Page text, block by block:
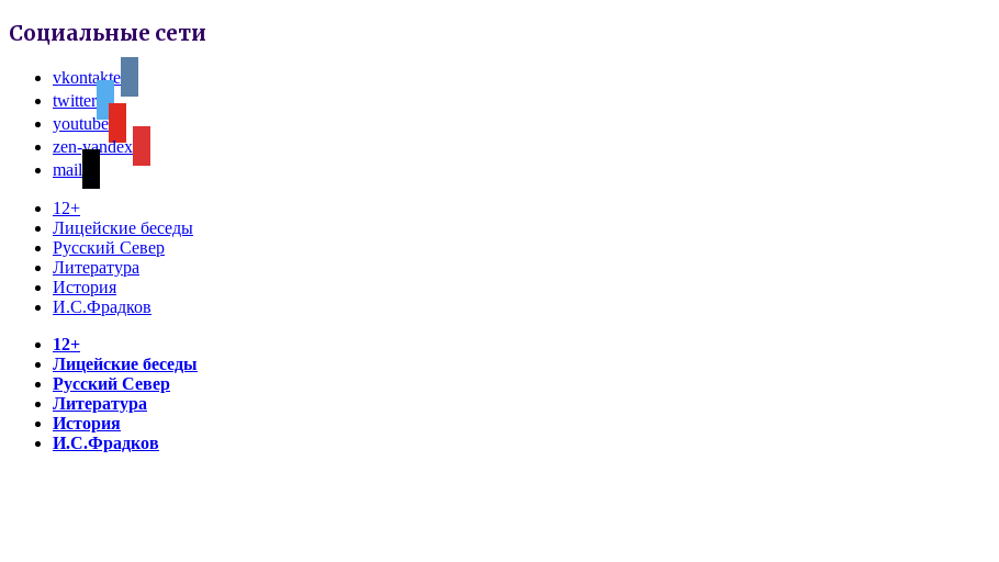
Социальные сети
vkontakte
twitter
youtube
zen-yandex
mail
12+
Лицейские беседы
Русский Север
Литература
История
И.С.Фрадков
12+
Лицейские беседы
Русский Север
Литература
История
И.С.Фрадков